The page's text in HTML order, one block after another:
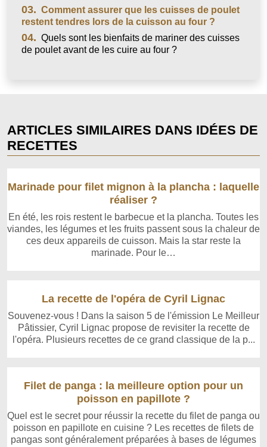
03. Comment assurer que les cuisses de poulet
restent tendres lors de la cuisson au four ?
04. Quels sont les bienfaits de mariner des cuisses
de poulet avant de les cuire au four ?
ARTICLES SIMILAIRES DANS IDÉES DE
RECETTES
Marinade pour filet mignon à la plancha : laquelle
réaliser ?
En été, les rois restent le barbecue et la plancha. Toutes les
viandes, les légumes et les fruits passent sous la chaleur de
ces deux appareils de cuisson. Mais la star reste la
marinade. Pour le…
La recette de l'opéra de Cyril Lignac
Souvenez-vous ! Dans la saison 5 de l'émission Le Meilleur
Pâtissier, Cyril Lignac propose de revisiter la recette de
l'opéra. Plusieurs recettes de ce grand classique de la p...
Filet de panga : la meilleure option pour un
poisson en papillote ?
Quel est le secret pour réussir la recette du filet de panga ou
poisson en papillote en cuisine ? Les recettes de filets de
pangas sont généralement préparées à bases de légumes